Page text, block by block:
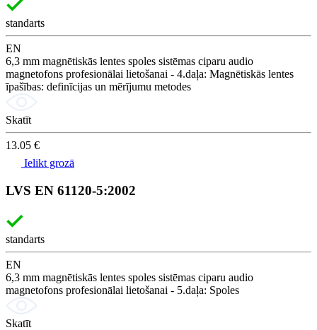
standarts
EN
6,3 mm magnētiskās lentes spoles sistēmas ciparu audio
magnetofons profesionālai lietošanai - 4.daļa: Magnētiskās lentes
īpašības: definīcijas un mērījumu metodes
Skatīt
13.05 €
Ielikt grozā
LVS EN 61120-5:2002
standarts
EN
6,3 mm magnētiskās lentes spoles sistēmas ciparu audio
magnetofons profesionālai lietošanai - 5.daļa: Spoles
Skatīt